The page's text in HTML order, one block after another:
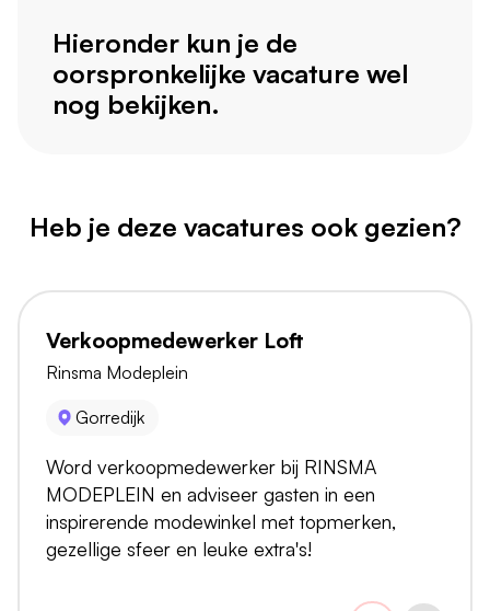
Hieronder kun je de
oorspronkelijke vacature wel
nog bekijken.
Heb je deze vacatures ook gezien?
Verkoopmedewerker Loft
Rinsma Modeplein
Gorredijk
Word verkoopmedewerker bij RINSMA
MODEPLEIN en adviseer gasten in een
inspirerende modewinkel met topmerken,
gezellige sfeer en leuke extra's!